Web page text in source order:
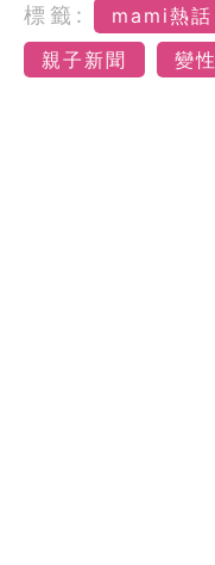
標籤: mami熱話
親子新聞
變性